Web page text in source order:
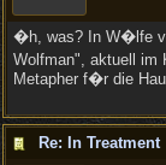
�h, was? In W�lfe
Wolfman", aktuell im
Metapher f�r die
Re: In Treatment